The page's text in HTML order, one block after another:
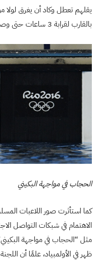
يقلهم تعطل وكاد أن يغرق لولا
بالقارب لقرابة 3 ساعات حتى وصلوا إلى جزيرة في اليونان.
الحجاب في مواجهة البكيني
كما استأثرت صور اللاعبات
الاهتمام في شبكات التواصل
مثل “الحجاب في مواجهة
ظهر في الأولمبياد، علمًا أن